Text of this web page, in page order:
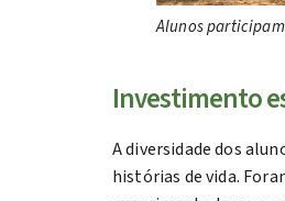
Alunos
Investimento
A diversidade dos
histórias de vida.